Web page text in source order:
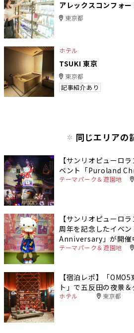
アレックスコンフォ
東京都
ホテル
TSUKI 東京
東京都
記事紹介あり
同じエリアの
【サンリオピューロ
ベント「Puroland
テーマパーク＆遊園地
【サンリオピューロ
周年を記念したイベ
Anniversary」が開催
テーマパーク＆遊園地
【宿泊レポ】「
ト」で五反田の夜景＆
ホテル 東京都